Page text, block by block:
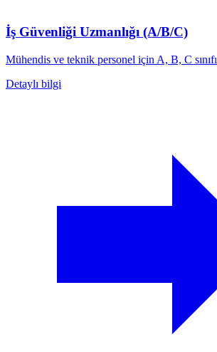
İş Güvenliği Uzmanlığı (A/B/C)
Mühendis ve teknik personel için A, B, C sınıfı
Detaylı bilgi